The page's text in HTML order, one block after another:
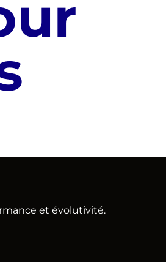
et évolutivité.